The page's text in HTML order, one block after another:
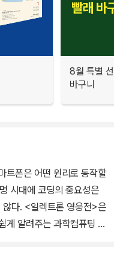
8월 특별
바구니
트폰은 어떤 원리로 동작할
시대에 코딩의 중요성은
다. <일렉트론 영웅전>은
게 알려주는 과학컴퓨팅 학